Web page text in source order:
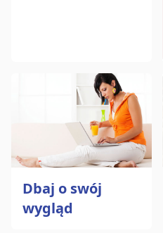
Dbaj o swój
wygląd